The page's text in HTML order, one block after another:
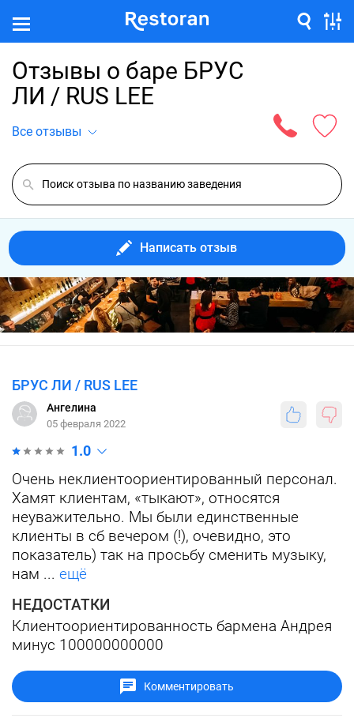
Отзывы о баре БРУС
ЛИ / RUS LEE
Все отзывы
Написать отзыв
БРУС ЛИ / RUS LEE
Ангелина
05 февраля 2022
1.0
Очень неклиентоориентированный персонал.
Хамят клиентам, «тыкают», относятся
неуважительно. Мы были единственные
клиенты в сб вечером (!), очевидно, это
показатель) так на просьбу сменить музыку,
нам ... ещё
НЕДОСТАТКИ
Клиентоориентированность бармена Андрея
минус 100000000000
Комментировать